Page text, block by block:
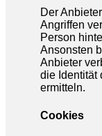
Der
Angriffen
Person
Ansonsten
Anbieter
die Identität
ermitteln.
Cookies